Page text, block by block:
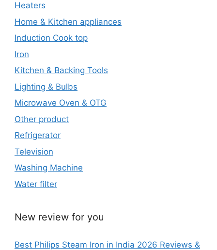
Heaters
Home & Kitchen appliances
Induction Cook top
Iron
Kitchen & Backing Tools
Lighting & Bulbs
Microwave Oven & OTG
Other product
Refrigerator
Television
Washing Machine
Water filter
New review for you
Best Philips Steam Iron in India 2026 Reviews &